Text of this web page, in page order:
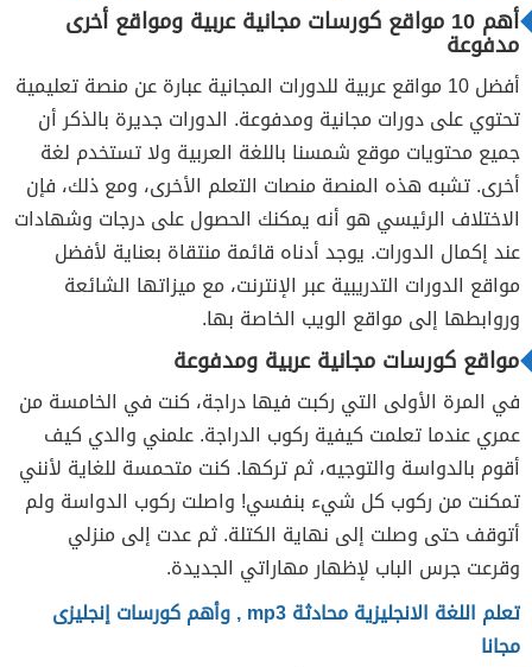
أهم 10 مواقع كورسات مجانية عربية ومواقع أخرى
مدفوعة
أفضل 10 مواقع عربية للدورات المجانية عبارة عن منصة تعليمية
تحتوي على دورات مجانية ومدفوعة. الدورات جديرة بالذكر أن
جميع محتويات موقع شمسنا باللغة العربية ولا تستخدم لغة
أخرى. تشبه هذه المنصة منصات التعلم الأخرى، ومع ذلك، فإن
الاختلاف الرئيسي هو أنه يمكنك الحصول على درجات وشهادات
عند إكمال الدورات. يوجد أدناه قائمة منتقاة بعناية لأفضل
مواقع الدورات التدريبية عبر الإنترنت، مع ميزاتها الشائعة
وروابطها إلى مواقع الويب الخاصة بها.
مواقع كورسات مجانية عربية ومدفوعة
في المرة الأولى التي ركبت فيها دراجة، كنت في الخامسة من
عمري عندما تعلمت كيفية ركوب الدراجة. علمني والدي كيف
أقوم بالدواسة والتوجيه، ثم تركها. كنت متحمسة للغاية لأنني
تمكنت من ركوب كل شيء بنفسي! واصلت ركوب الدواسة ولم
أتوقف حتى وصلت إلى نهاية الكتلة. ثم عدت إلى منزلي
وقرعت جرس الباب لإظهار مهاراتي الجديدة.
تعلم اللغة الانجليزية محادثة mp3 , وأهم كورسات إنجليزى
مجانا